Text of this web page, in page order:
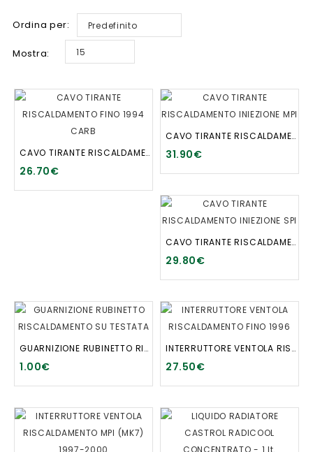
Ordina per: Predefinito
Mostra: 15
CAVO TIRANTE RISCALDAMENTO FINO 1994 CARB
26.70€
CAVO TIRANTE RISCALDAMENTO INIEZIONE MPI
31.90€
CAVO TIRANTE RISCALDAMENTO INIEZIONE SPI
29.80€
GUARNIZIONE RUBINETTO RISCALDAMENTO SU TESTATA
1.00€
INTERRUTTORE VENTOLA RISCALDAMENTO FINO 1996
27.50€